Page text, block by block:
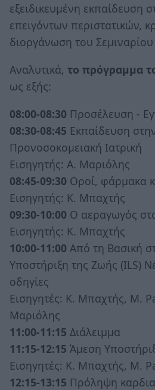
εξειδικευμένη εκπαίδευση
επειγόντων περιστατικών,
διοργάνωση του
Αναλυτικά, το πρόγραμμα
ως εξής:
08:00-08:30 Προσέλευση -
08:30-08:45 Εκπαίδευση
Προνοσοκομειακή Ιατρική
Εισηγητής: Α. Μαριόλης
08:45-09:30 Οροί, φάρμακα
Εισηγητής: Κ. Μπαχτής
09:30-10:00 Ο αεραγωγός
Εισηγητής: Κ. Μπαχτής
10:00-11:00 Από τη Βασική
Υποστήριξη της Ζωής (ILS)
οδηγίες
Εισηγητές: Κ. Μπαχτής, M.
Μαριόλης
11:00-11:15 Διάλειμμα
11:15-12:15 Άμεση
Εισηγητές: Κ. Μπαχτής, M.
12:15-13:15 Πρόληψη